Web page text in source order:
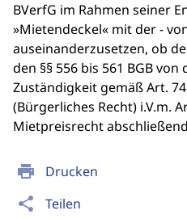
print Drucken
share Teilen
BVerfG im Rahmen seiner
»Mietendeckel« mit der -
auseinanderzusetzen, ob
den §§ 556 bis 561 BGB
Zuständigkeit gemäß Art. 74
(Bürgerliches Recht) i.V.m.
Mietpreisrecht